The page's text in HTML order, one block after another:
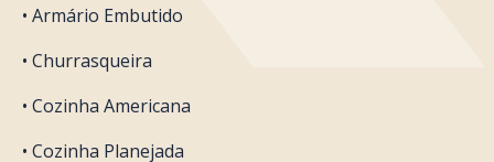
• Armário Embutido
• Churrasqueira
• Cozinha Americana
• Cozinha Planejada